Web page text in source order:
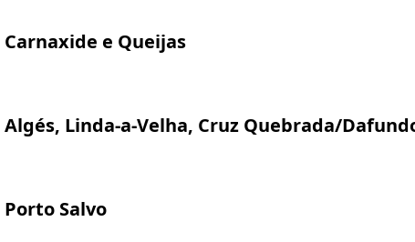
Carnaxide e Queijas
Algés, Linda-a-Velha, Cruz Quebrada/
Porto Salvo